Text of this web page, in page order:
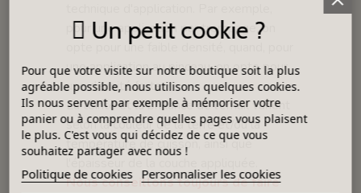
pour une application par trempage, on
opte pour une faible densité, quand, pour
une application au pinceau, on opte pour
une densité forte.
La teinte et la brillance de l'émail varient
selon la couleur de la terre et/ou la
température de cuisson, ainsi que
l'épaisseur de la couche appliquée.
Nous conseillons toujours de faire
Un petit cookie ?
Pour que votre visite sur notre boutique soit la plus
agréable possible, nous utilisons quelques cookies.
Ils nous servent par exemple à mémoriser votre
panier ou à comprendre quelles pages vous plaisent
le plus. C'est vous qui décidez de ce que vous
souhaitez partager avec nous !
Politique de cookies Personnaliser les cookies